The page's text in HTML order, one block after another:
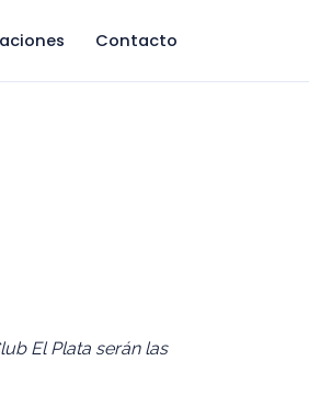
Contacto
El Plata serán las